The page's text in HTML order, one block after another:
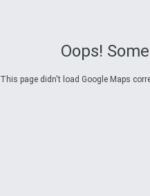
Oops!
This page didn't load Google Maps